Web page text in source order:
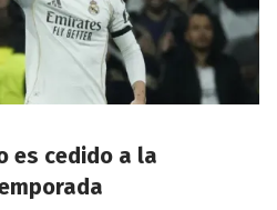
es cedido a la